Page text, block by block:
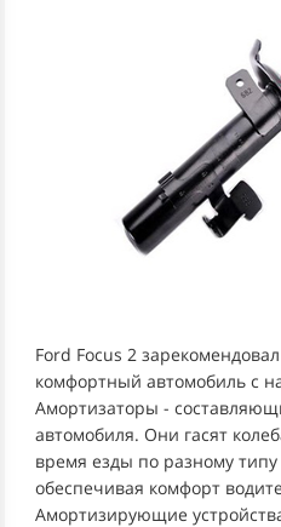
Ford Focus 2
комфортный автомобиль с
Амортизаторы -
автомобиля. Они гасят
время езды по разному
обеспечивая комфорт
Амортизирующие